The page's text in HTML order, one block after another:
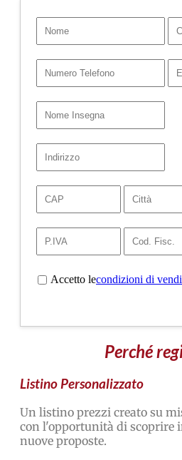
Accetto lecondizioni di
Perché
Listino Personalizzato​
Un listino prezzi creato su
con l'opportunità di scoprire
nuove proposte.​